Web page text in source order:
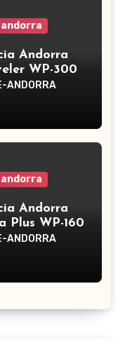
Andorra
WP-300
ANDORRA
Andorra
Plus WP-160
ANDORRA